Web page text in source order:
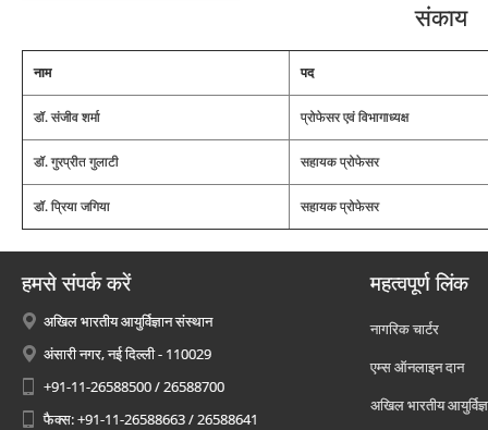
संकाय
नाम पद
डॉ. संजीव शर्मा प्रोफेसर एवं विभागाध्यक्ष
डॉ. गुरप्रीत गुलाटी सहायक प्रोफेसर
डॉ. प्रिया जगिया सहायक प्रोफेसर
हमसे संपर्क करें
अखिल भारतीय आयुर्विज्ञान संस्थान
अंसारी नगर, नई दिल्ली - 110029
+91-11-26588500 / 26588700
फैक्स: +91-11-26588663 / 26588641
महत्वपूर्ण लिंक
नागरिक चार्टर
एम्स ऑनलाइन दान
अखिल भारतीय